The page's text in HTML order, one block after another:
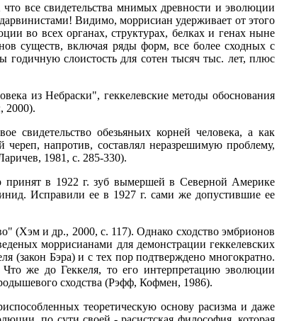
все свидетельства мнимых древности и эволюции
Видимо, моррисиан удерживает от этого
во всех органах, структурах, белках и генах ныне
существ, включая ряды форм, все более сходных с
слоистость для сотен тысяч тыс. лет, плюс
из Небраски", геккелевские методы обоснования
2000).
свидетельство обезьяньих корней человека, а как
череп, напротив, составлял неразрешимую проблему,
1981, с. 285-330).
принят в 1922 г. зуб вымершей в Северной Америке
Исправили ее в 1927 г. сами же допустившие ее
(Хэм и др., 2000, с. 117). Однако сходство эмбрионов
моррисианами для демонстрации геккелевских
(закон Бэра) и с тех пор подтверждено многократно.
же до Геккеля, то его интерпретацию эволюции
сходства (Рэфф, Кофмен, 1986).
теоретическую основу расизма и даже